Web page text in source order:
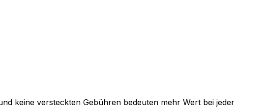
keine versteckten Gebühren bedeuten mehr Wert bei jeder